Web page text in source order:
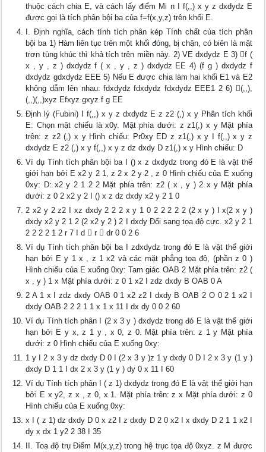
thuộc cách chia E, và cách lấy điểm Mi n I f(,,) x y z dxdydz E
được gọi là tích phân bội ba của f=f(x,y,z) trên khối E.
I. Định nghĩa, cách tính tích phân kép Tính chất của tích phân
bội ba 1) Hàm liên tục trên một khối đóng, bị chặn, có biên là mặt
trơn tùng khúc thì khả tích trên miền này. 2) VE dxdydz E 3) f (
x , y , z ) dxdydz f ( x , y , z ) dxdydz EE 4) (f g ) dxdydz f
dxdydz gdxdydz EEE 5) Nếu E được chia làm hai khối E1 và E2
không dẫm lên nhau: fdxdydz fdxdydz fdxdydz EEE1 2 6) (,,),
(,,)(,,)xyz Efxyz gxyz f g EE
Định lý (Fubini) I f(,,) x y z dxdydz E z z2 (,) x y Phân tích khối
E: Chọn mặt chiếu là x0y. Mặt phía dưới: z z1(,) x y Mặt phía
trên: z z2 (,) x y Hình chiếu: Pr0xy ED z z1(,) x y I f(,,) x y z
dxdydz E z2 (,) x y f(,,) x y z dz dxdy D z1(,) x y Hình chiếu: D
Ví dụ Tính tích phân bội ba I () x z dxdydz trong đó E là vật thể
giới hạn bởi E x2 y 2 1, z 2 x 2 y 2 , z 0 Hình chiếu của E xuống
0xy: D: x2 y 2 1 2 2 Mặt phía trên: z2 ( x , y ) 2 x y Mặt phía
dưới: z 0 2 x2 y 2 I () x z dz dxdy x2 y 2 1 0
2 x2 y 2 z2 I xz dxdy 2 2 2 x y 1 0 2 2 2 2 2 (2 x y ) I x(2 x y )
dxdy x2 y 2 1 2 (2 x2 y 2 ) 2 I dxdy Đổi sang tọa độ cực. x2 y 2 1
2 2 2 2 1 2 r 7 I d  r  dr 0 0 2 6
Ví dụ Tính tích phân bội ba I zdxdydz trong đó E là vật thể giới
hạn bởi E y 1 x , z 1 x2 và các mặt phẳng tọa độ, (phần z 0 )
Hình chiếu của E xuống 0xy: Tam giác OAB 2 Mặt phía trên: z2 (
x , y ) 1 x Mặt phía dưới: z 0 1 x2 I zdz dxdy B OAB 0 A
2 A 1 x I zdz dxdy OAB 0 1 x2 z2 I dxdy B OAB 2 O 0 2 1 x2 I
dxdy OAB 2 2 2 1 1 x 1 x 11 I dx dy 0 0 2 60
Ví dụ Tính tích phân I (2 x 3 y ) dxdydz trong đó E là vật thể giới
hạn bởi E y x, z 1 y , x 0, z 0. Mặt phía trên: z 1 y Mặt phía
dưới: z 0 Hình chiếu của E xuống 0xy:
1 y I 2 x 3 y dz dxdy D 0 I (2 x 3 y )z 1 y dxdy 0 D I 2 x 3 y (1 y )
dxdy D 1 1 I dx 2 x 3 y (1 y ) dy 0 x 11 I 60
Ví dụ Tính tích phân I ( z 1) dxdydz trong đó E là vật thể giới hạn
bởi E x y2, z x , z 0, x 1. Mặt phía trên: z x Mặt phía dưới: z 0
Hình chiếu của E xuống 0xy:
x I ( z 1) dz dxdy D 0 x z2 I z dxdy D 2 0 x2 I x dxdy D 2 1 1 x2 I
dy x dx 1 y2 2 38 I 35
II. Toạ độ trụ Điểm M(x,y,z) trong hệ trục tọa độ 0xyz. z M được